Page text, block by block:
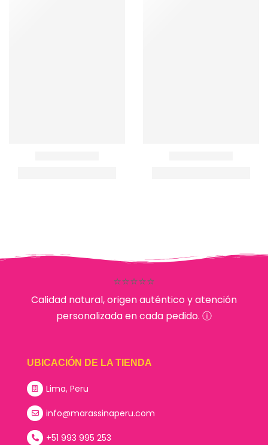
⭐⭐⭐⭐⭐
Calidad natural, origen auténtico y atención
personalizada en cada pedido. ⓘ
UBICACIÓN DE LA TIENDA
Lima, Peru
info@marassinaperu.com
+51 993 995 253